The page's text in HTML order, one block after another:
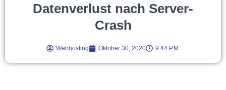
Datenverlust nach Server-
Crash
Webhosting Oktober 30, 2020 9:44 P.m.